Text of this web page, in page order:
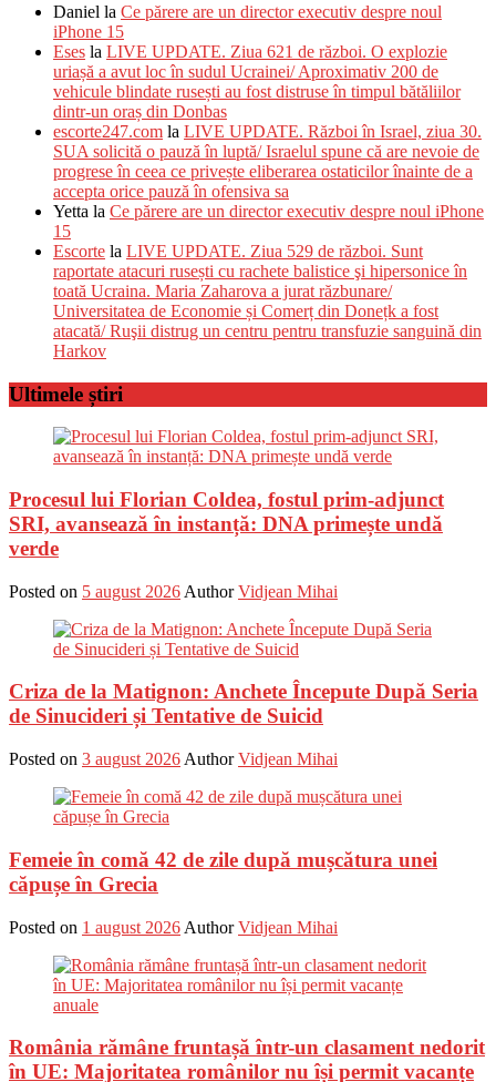
Daniel la Ce părere are un director executiv despre noul
iPhone 15
Eses la LIVE UPDATE. Ziua 621 de război. O explozie
uriașă a avut loc în sudul Ucrainei/ Aproximativ 200 de
vehicule blindate rusești au fost distruse în timpul bătăliilor
dintr-un oraș din Donbas
escorte247.com la LIVE UPDATE. Război în Israel, ziua 30.
SUA solicită o pauză în luptă/ Israelul spune că are nevoie de
progrese în ceea ce privește eliberarea ostaticilor înainte de a
accepta orice pauză în ofensiva sa
Yetta la Ce părere are un director executiv despre noul iPhone
15
Escorte la LIVE UPDATE. Ziua 529 de război. Sunt
raportate atacuri rusești cu rachete balistice şi hipersonice în
toată Ucraina. Maria Zaharova a jurat răzbunare/
Universitatea de Economie și Comerț din Donețk a fost
atacată/ Ruşii distrug un centru pentru transfuzie sanguină din
Harkov
Ultimele știri
Procesul lui Florian Coldea, fostul prim-adjunct
SRI, avansează în instanță: DNA primește undă
verde
Posted on 5 august 2026 Author Vidjean Mihai
Criza de la Matignon: Anchete Începute După Seria
de Sinucideri și Tentative de Suicid
Posted on 3 august 2026 Author Vidjean Mihai
Femeie în comă 42 de zile după mușcătura unei
căpușe în Grecia
Posted on 1 august 2026 Author Vidjean Mihai
România rămâne fruntașă într-un clasament nedorit
în UE: Majoritatea românilor nu își permit vacanțe